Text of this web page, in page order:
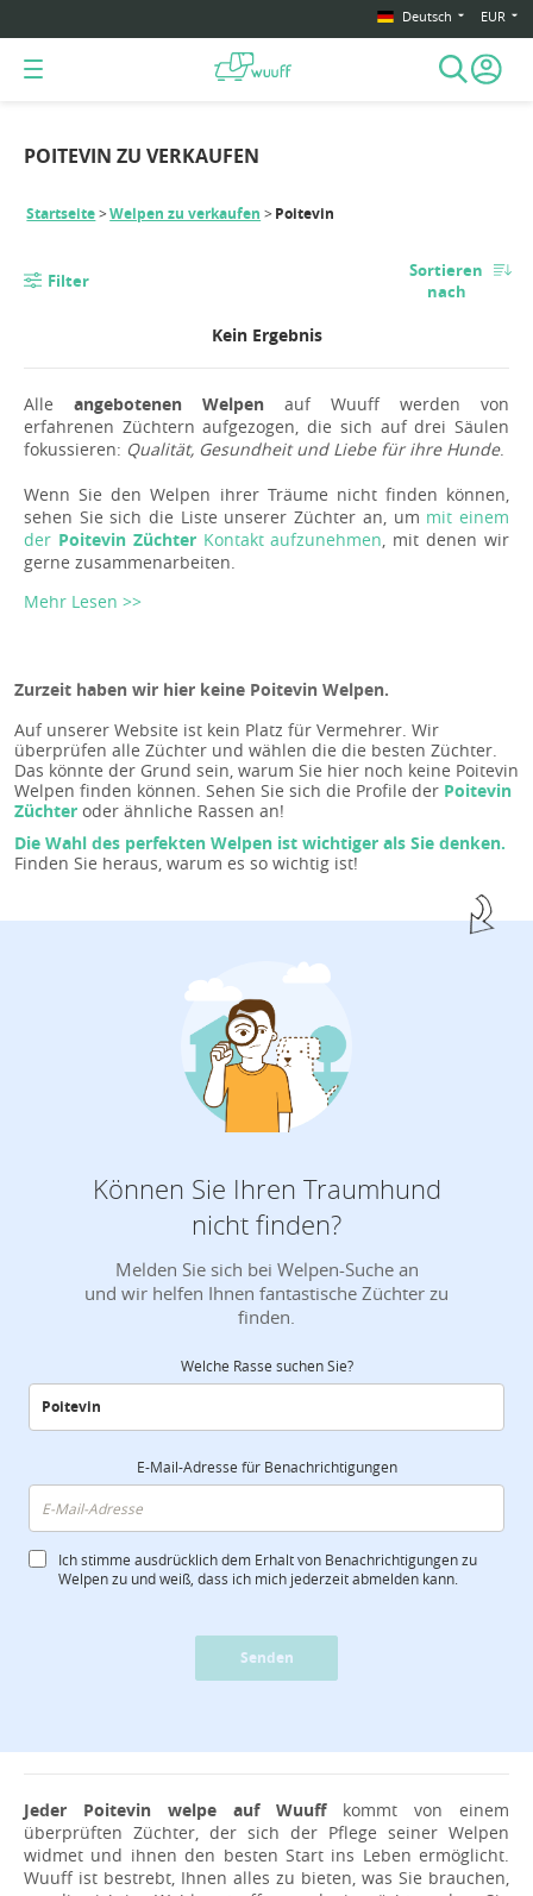
Deutsch EUR
POITEVIN ZU VERKAUFEN
Startseite Welpen zu verkaufen Poitevin
Filter
Sortieren
nach
Kein Ergebnis
Alle angebotenen Welpen auf Wuuff werden von
erfahrenen Züchtern aufgezogen, die sich auf drei Säulen
fokussieren: Qualität, Gesundheit und Liebe für ihre Hunde.
Wenn Sie den Welpen ihrer Träume nicht finden können,
sehen Sie sich die Liste unserer Züchter an, um mit einem
der Poitevin ZüchterKontakt aufzunehmen, mit denen wir
gerne zusammenarbeiten.
Mehr Lesen >>
Zurzeit haben wir hier keine Poitevin Welpen.
Auf unserer Website ist kein Platz für Vermehrer. Wir
überprüfen alle Züchter und wählen die die besten Züchter.
Das könnte der Grund sein, warum Sie hier noch keine Poitevin
Welpen finden können. Sehen Sie sich die Profile der Poitevin
Züchter oder ähnliche Rassen an!
Die Wahl des perfekten Welpen ist wichtiger als Sie denken.
Finden Sie heraus, warum es so wichtig ist!
Können Sie Ihren Traumhund
nicht finden?
Melden Sie sich bei Welpen-Suche an
und wir helfen Ihnen fantastische Züchter zu
finden.
Welche Rasse suchen Sie?
E-Mail-Adresse für Benachrichtigungen
Ich stimme ausdrücklich dem Erhalt von Benachrichtigungen zu
Welpen zu und weiß, dass ich mich jederzeit abmelden kann.
Senden
Jeder Poitevin welpe auf Wuuffkommt von einem
überprüften Züchter, der sich der Pflege seiner Welpen
widmet und ihnen den besten Start ins Leben ermöglicht.
Wuuff ist bestrebt, Ihnen alles zu bieten, was Sie brauchen,